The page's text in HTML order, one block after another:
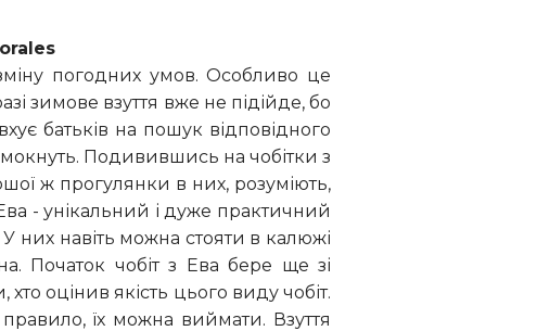
погодних умов. Особливо це
зимове взуття вже не підійде, бо
батьків на пошук відповідного
Подивившись на чобітки з
ж прогулянки в них, розуміють,
- унікальний і дуже практичний
них навіть можна стояти в калюжі
Початок чобіт з Ева бере ще зі
оцінив якість цього виду чобіт.
їх можна виймати. Взуття